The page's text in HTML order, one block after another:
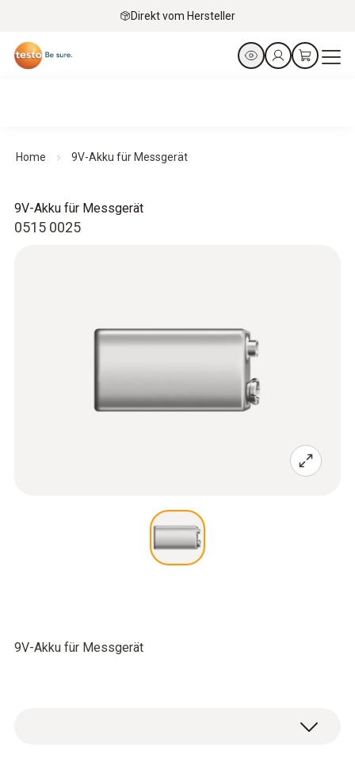
Direkt vom Hersteller
Home 9V-Akku für Messgerät
0515 0025
9V-Akku für Messgerät
9V-Akku für Messgerät